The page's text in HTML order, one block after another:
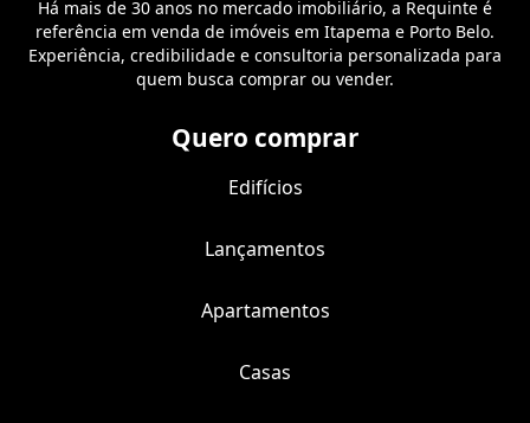
Há mais de 30 anos no mercado imobiliário, a Requinte é
referência em venda de imóveis em Itapema e Porto Belo.
Experiência, credibilidade e consultoria personalizada para
quem busca comprar ou vender.
Quero comprar
Edifícios
Lançamentos
Apartamentos
Casas